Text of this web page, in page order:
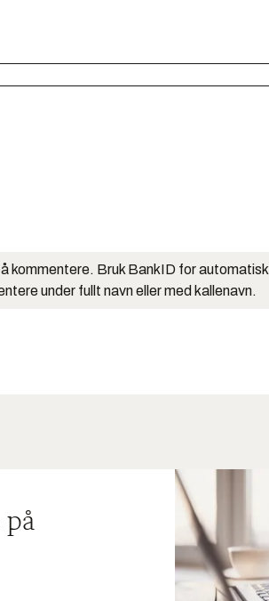
kommentere. Bruk BankID for automatisk
under fullt navn eller med kallenavn.
på